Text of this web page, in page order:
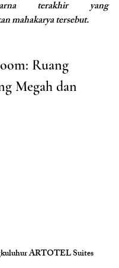
terakhir yang
mahakarya tersebut.
Ruang
Megah dan
ARTOTEL Suites